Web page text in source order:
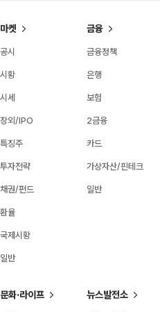
마켓
공시
시황
시세
장외/IPO
특징주
투자전략
채권/펀드
환율
국제시황
일반
금융
금융정책
은행
보험
2금융
카드
가상자산/핀테크
일반
문화·라이프 뉴스발전소